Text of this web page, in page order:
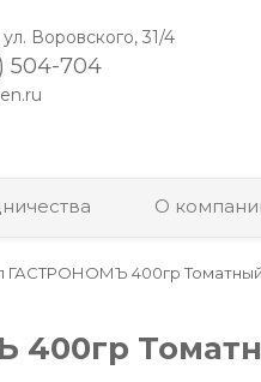
ул. Воровского, 31/4
504-704
О
ГАСТРОНОМЪ 400гр